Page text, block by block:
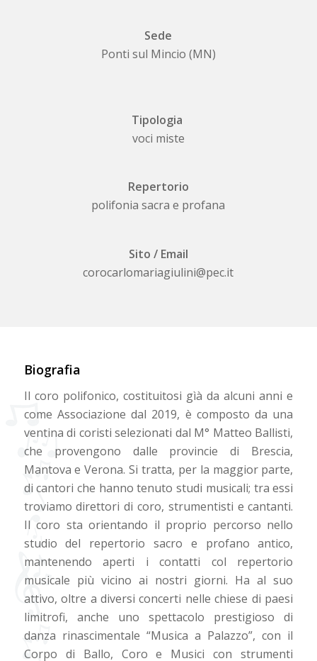
Sede
Ponti sul Mincio (MN)
Tipologia
voci miste
Repertorio
polifonia sacra e profana
Sito / Email
corocarlomariagiulini@pec.it
Biografia
Il coro polifonico, costituitosi gìà da alcuni anni e
come Associazione dal 2019, è composto da una
ventina di coristi selezionati dal M° Matteo Ballisti,
che provengono dalle provincie di Brescia,
Mantova e Verona. Si tratta, per la maggior parte,
di cantori che hanno tenuto studi musicali; tra essi
troviamo direttori di coro, strumentisti e cantanti.
Il coro sta orientando il proprio percorso nello
studio del repertorio sacro e profano antico,
mantenendo aperti i contatti col repertorio
musicale più vicino ai nostri giorni. Ha al suo
attivo, oltre a diversi concerti nelle chiese di paesi
limitrofi, anche uno spettacolo prestigioso di
danza rinascimentale “Musica a Palazzo”, con il
Corpo di Ballo, Coro e Musici con strumenti